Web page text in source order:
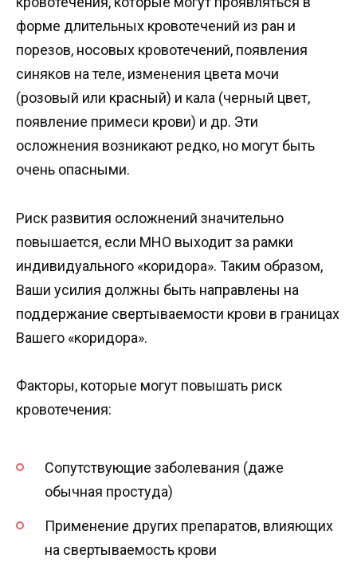
форме длительных кровотечений из ран и
порезов, носовых кровотечений, появления
синяков на теле, изменения цвета мочи
(розовый или красный) и кала (черный цвет,
появление примеси крови) и др. Эти
осложнения возникают редко, но могут быть
очень опасными.
Риск развития осложнений значительно
повышается, если МНО выходит за рамки
индивидуального «коридора». Таким образом,
Ваши усилия должны быть направлены на
поддержание свертываемости крови в границах
Вашего «коридора».
Факторы, которые могут повышать риск
кровотечения:
Сопутствующие заболевания (даже
обычная простуда)
Применение других препаратов, влияющих
на свертываемость крови